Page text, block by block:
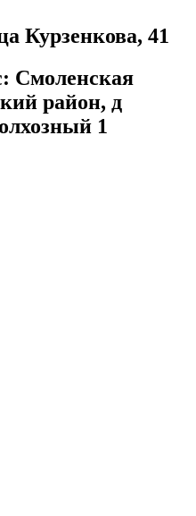
Курзенкова, 41
: Смоленская
район, д
1